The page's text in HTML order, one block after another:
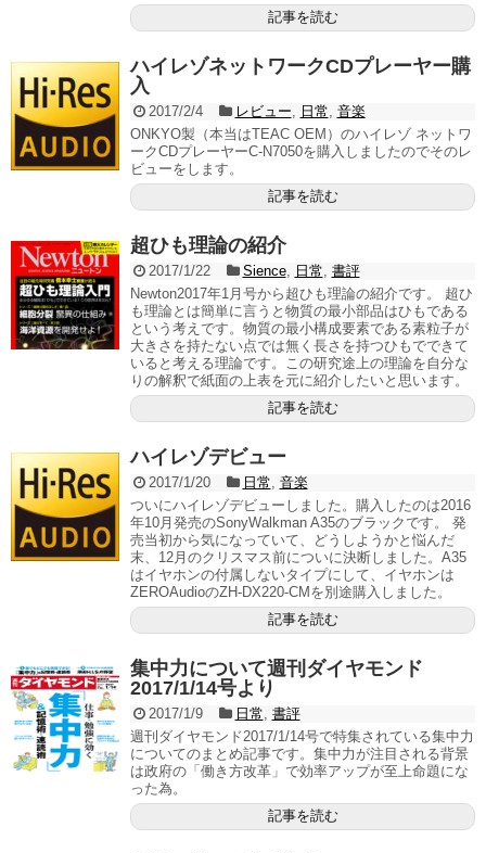
記事を読む
ハイレゾネットワークCDプレーヤー購
入
2017/2/4 レビュー, 日常, 音楽
ONKYO製（本当はTEAC OEM）のハイレゾ ネットワ
ークCDプレーヤーC-N7050を購入しましたのでそのレ
ビューをします。
記事を読む
超ひも理論の紹介
2017/1/22 Sience, 日常, 書評
Newton2017年1月号から超ひも理論の紹介です。 超ひ
も理論とは簡単に言うと物質の最小部品はひもである
という考えです。物質の最小構成要素である素粒子が
大きさを持たない点では無く長さを持つひもでできて
いると考える理論です。この研究途上の理論を自分な
りの解釈で紙面の上表を元に紹介したいと思います。
記事を読む
ハイレゾデビュー
2017/1/20 日常, 音楽
ついにハイレゾデビューしました。購入したのは2016
年10月発売のSonyWalkman A35のブラックです。 発
売当初から気になっていて、どうしようかと悩んだ
末、12月のクリスマス前についに決断しました。A35
はイヤホンの付属しないタイプにして、イヤホンは
ZEROAudioのZH-DX220-CMを別途購入しました。
記事を読む
集中力について週刊ダイヤモンド
2017/1/14号より
2017/1/9 日常, 書評
週刊ダイヤモンド2017/1/14号で特集されている集中力
についてのまとめ記事です。集中力が注目される背景
は政府の「働き方改革」で効率アップが至上命題にな
った為。
記事を読む